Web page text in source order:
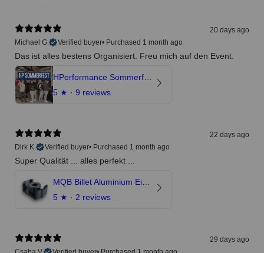
20 days ago
Michael G.
Verified buyer• Purchased 1 month ago
Das ist alles bestens Organisiert. Freu mich auf den Event.
5 ★ · 9 reviews
22 days ago
Dirk K.
Verified buyer• Purchased 1 month ago
Super Qualität ... alles perfekt ...
5 ★ · 2 reviews
29 days ago